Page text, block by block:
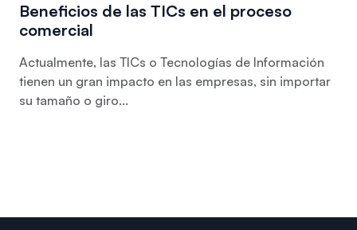
Beneficios de las TICs en el proceso
comercial
Actualmente, las TICs o Tecnologías de Información
tienen un gran impacto en las empresas, sin importar
su tamaño o giro...